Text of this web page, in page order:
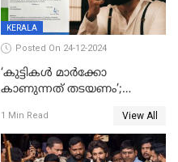
KERALA
Posted On 24-12-2024
‘കുട്ടികൾ മാർക്കോ
കാണുന്നത് തടയണം’;
മാതാപിതാക്കൾക്കൊപ്പം
കുട്ടികളുമെത്തുന്നു;
മുഖ്യമന്ത്രിക്ക് പരാതി നൽകി
1 Min Read View All